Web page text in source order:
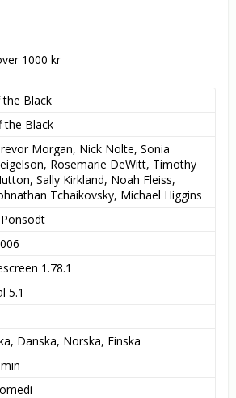
1000 kr
the Black
the Black
Morgan, Nick Nolte, Sonia
Rosemarie DeWitt, Timothy
Sally Kirkland, Noah Fleiss,
Tchaikovsky, Michael Higgins
1.78.1
5.1
Danska, Norska, Finska